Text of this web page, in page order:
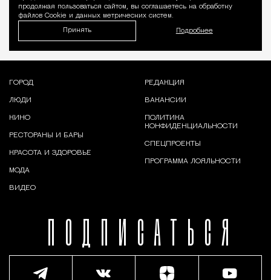
продолжая пользоваться сайтом, вы соглашаетесь на обработку
файлов Cookie и данных метрических систем.
Принять Подробнее
ПОДПИСАТЬСЯ
ГОРОД
ЛЮДИ
КИНО
РЕСТОРАНЫ И БАРЫ
КРАСОТА И ЗДОРОВЬЕ
МОДА
ВИДЕО
РЕДАКЦИЯ
ВАКАНСИИ
ПОЛИТИКА
КОНФИДЕНЦИАЛЬНОСТИ
СПЕЦПРОЕКТЫ
ПРОГРАММА ЛОЯЛЬНОСТИ